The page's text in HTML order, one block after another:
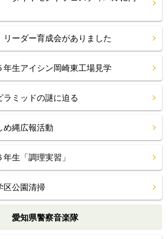
ーダー育成会がありました
年生アイシン岡崎東工場見学
ラミッドの謎に迫る
め縄広報活動
生「調理実習」
区公園清掃
愛知県警察音楽隊